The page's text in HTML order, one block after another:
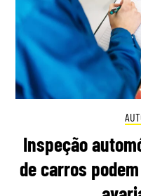
Inspeção
de carros